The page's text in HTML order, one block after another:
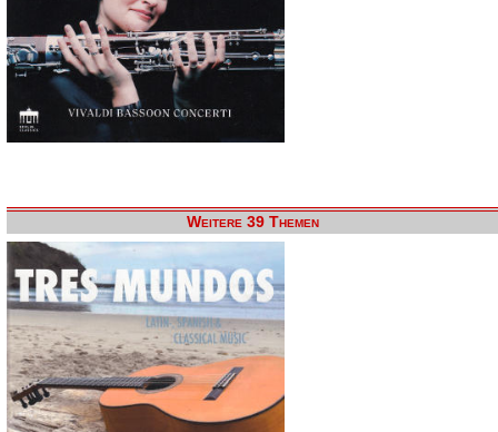
Weitere 39 Themen